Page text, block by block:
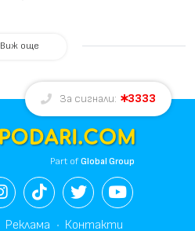
Виж още
За сигнали: 3333
Part ofGlobal Group
Реклама Контакти